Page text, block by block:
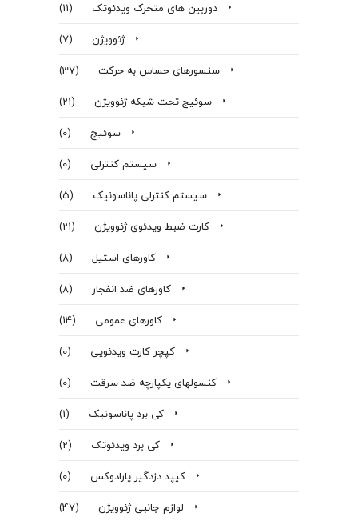
دوربین های متحرک ویدئوتک
(11)
ژئوویژن
(7)
سنسورهای حساس به حرکت
(37)
سوئیج تحت شبکه ژئوویژن
(21)
سوئیچ
(0)
سیستم کنترلی
(0)
سیستم کنترلی پاناسونیک
(5)
کارت ضبط ویدئوی ژئوویژن
(21)
کاورهای استیل
(8)
کاورهای ضد انفجار
(8)
کاورهای عمومی
(14)
کپچر کارت ویدئویی
(0)
کنسولهای یکپارچه ضد سرقت
(0)
کی برد پاناسونیک
(1)
کی برد ویدئوتک
(2)
کیپد دزدگیر پارادوکس
(0)
لوازم جانبی ژئوویژن
(47)